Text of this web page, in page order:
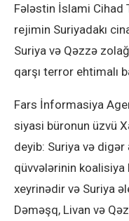
Fələstin İslami Cihad
rejimin Suriyadakı
Suriya və Qəzzə
qarşı terror ehtimalı
Fars İnformasiya
siyasi büronun üzvü
deyib: Suriya və
qüvvələrinin
xeyrinədir və Suriya
Dəməşq, Livan və